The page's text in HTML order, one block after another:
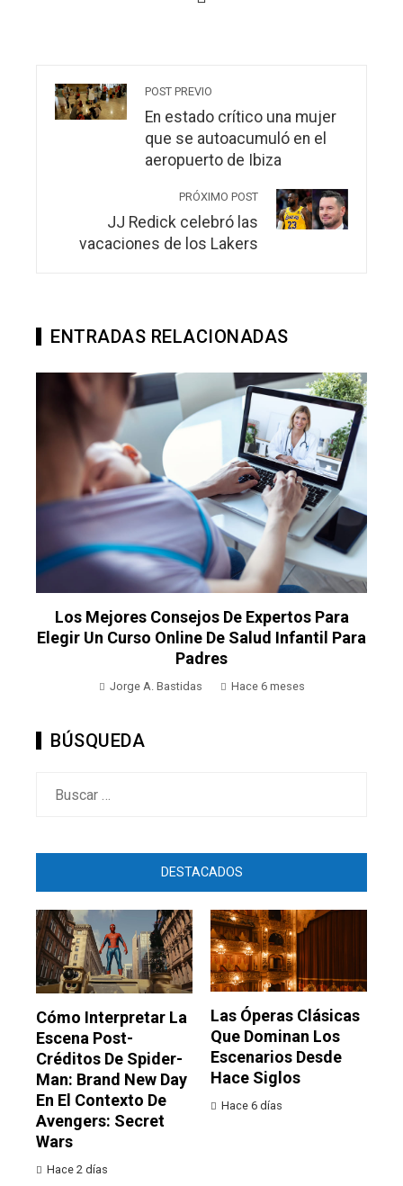
POST PREVIO
En estado crítico una mujer
que se autoacumuló en el
aeropuerto de Ibiza
PRÓXIMO POST
JJ Redick celebró las
vacaciones de los Lakers
ENTRADAS RELACIONADAS
El Impacto Del Autocuidado En La Calidad
De Vida: Consejos De Especialistas
Jorge A. Bastidas
BÚSQUEDA
DESTACADOS
Cómo Interpretar La
Escena Post-
Créditos De Spider-
Man: Brand New Day
En El Contexto De
Avengers: Secret
Wars
Hace 2 días
Las Óperas Clásicas
Que Dominan Los
Escenarios Desde
Hace Siglos
Hace 6 días